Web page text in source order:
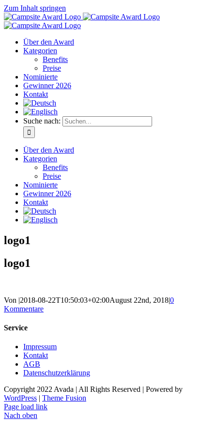
Zum Inhalt springen
Über den Award
Kategorien
Benefits
Preise
Nominierte
Gewinner 2026
Kontakt
Suche nach:
Über den Award
Kategorien
Benefits
Preise
Nominierte
Gewinner 2026
Kontakt
logo1
logo1
Von |2018-08-22T10:50:03+02:00August 22nd, 2018|0
Kommentare
Service
Impressum
Kontakt
AGB
Datenschutzerklärung
Copyright 2022 Avada | All Rights Reserved | Powered by
WordPress | Theme Fusion
Page load link
Nach oben